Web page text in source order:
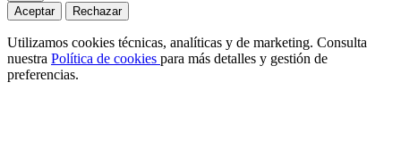
Aceptar
Rechazar
Utilizamos cookies técnicas, analíticas y de marketing. Consulta
nuestra Política de cookies para más detalles y gestión de
preferencias.